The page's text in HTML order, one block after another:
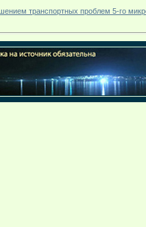
транспортных проблем 5-го